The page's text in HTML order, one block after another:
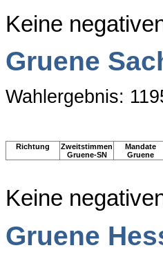
Keine
Gruene
Wahlergebnis:
Richtung
Zweitstimmen
Gruene-SN
Mandate
Gruene
Keine
Gruene